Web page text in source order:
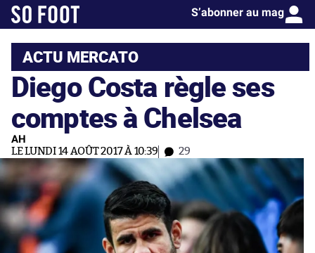
S’abonner au mag
ACTU MERCATO
Diego Costa règle ses
comptes à Chelsea
AH
LE LUNDI 14 AOÛT 2017 À 10:39 29